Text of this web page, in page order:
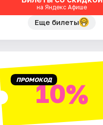
на Яндекс Афише
Еще билеты
ПРОМОКОД10%